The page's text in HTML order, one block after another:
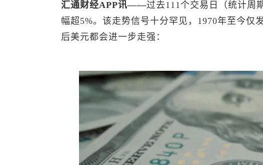
汇通财经APP讯——过去111个交易日（统计周
幅超5%。该走势信号十分罕见，1970年至今仅
后美元都会进一步走强：